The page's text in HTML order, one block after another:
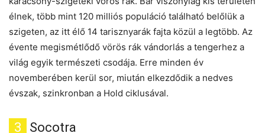
élnek, több mint 120 milliós populáció található belőlük a
szigeten, az itt élő 14 tarisznyarák fajta közül a legtöbb. Az
évente megismétlődő vörös rák vándorlás a tengerhez a
világ egyik természeti csodája. Erre minden év
novemberében kerül sor, miután elkezdődik a nedves
évszak, szinkronban a Hold ciklusával.
3 Socotra